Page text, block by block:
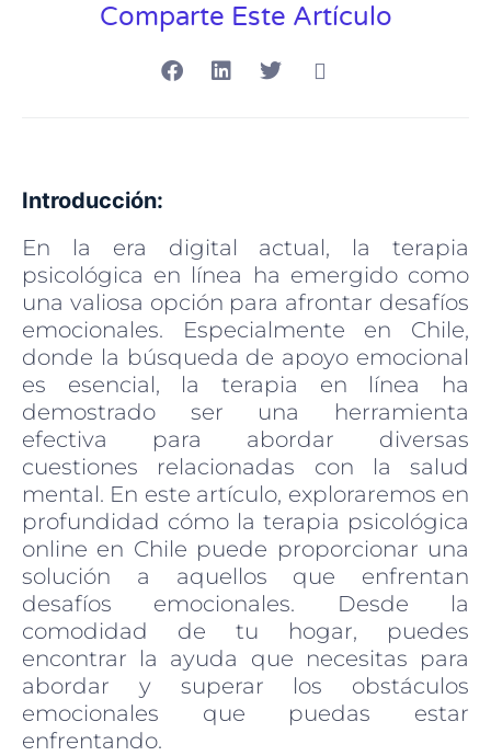
Comparte Este Artículo
Introducción:
En la era digital actual, la terapia
psicológica en línea ha emergido como
una valiosa opción para afrontar desafíos
emocionales. Especialmente en Chile,
donde la búsqueda de apoyo emocional
es esencial, la terapia en línea ha
demostrado ser una herramienta
efectiva para abordar diversas
cuestiones relacionadas con la salud
mental. En este artículo, exploraremos en
profundidad cómo la terapia psicológica
online en Chile puede proporcionar una
solución a aquellos que enfrentan
desafíos emocionales. Desde la
comodidad de tu hogar, puedes
encontrar la ayuda que necesitas para
abordar y superar los obstáculos
emocionales que puedas estar
enfrentando.